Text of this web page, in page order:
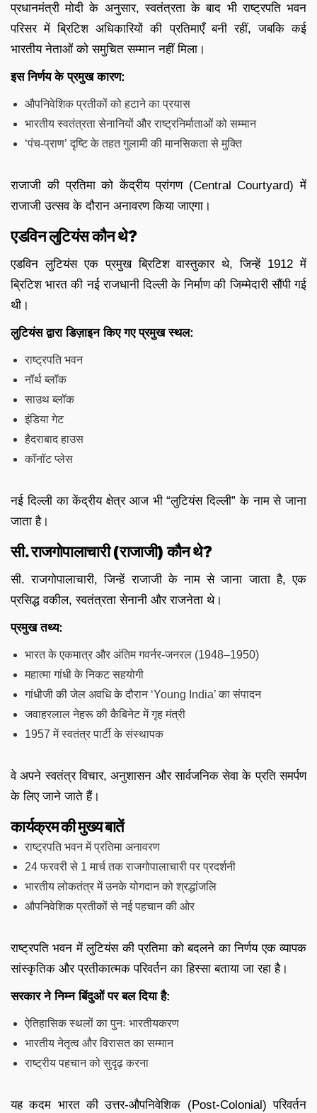
प्रधानमंत्री मोदी के अनुसार, स्वतंत्रता के बाद भी राष्ट्रपति भवन
परिसर में ब्रिटिश अधिकारियों की प्रतिमाएँ बनी रहीं, जबकि कई
भारतीय नेताओं को समुचित सम्मान नहीं मिला।
इस निर्णय के प्रमुख कारण:
औपनिवेशिक प्रतीकों को हटाने का प्रयास
भारतीय स्वतंत्रता सेनानियों और राष्ट्रनिर्माताओं को सम्मान
‘पंच-प्राण’ दृष्टि के तहत गुलामी की मानसिकता से मुक्ति
राजाजी की प्रतिमा को केंद्रीय प्रांगण (Central Courtyard) में
राजाजी उत्सव के दौरान अनावरण किया जाएगा।
एडविन लुटियंस कौन थे?
एडविन लुटियंस एक प्रमुख ब्रिटिश वास्तुकार थे, जिन्हें 1912 में
ब्रिटिश भारत की नई राजधानी दिल्ली के निर्माण की जिम्मेदारी सौंपी गई
थी।
लुटियंस द्वारा डिज़ाइन किए गए प्रमुख स्थल:
राष्ट्रपति भवन
नॉर्थ ब्लॉक
साउथ ब्लॉक
इंडिया गेट
हैदराबाद हाउस
कॉनॉट प्लेस
नई दिल्ली का केंद्रीय क्षेत्र आज भी “लुटियंस दिल्ली” के नाम से जाना
जाता है।
सी. राजगोपालाचारी (राजाजी) कौन थे?
सी. राजगोपालाचारी, जिन्हें राजाजी के नाम से जाना जाता है, एक
प्रसिद्ध वकील, स्वतंत्रता सेनानी और राजनेता थे।
प्रमुख तथ्य:
भारत के एकमात्र और अंतिम गवर्नर-जनरल (1948–1950)
महात्मा गांधी के निकट सहयोगी
गांधीजी की जेल अवधि के दौरान ‘Young India’ का संपादन
जवाहरलाल नेहरू की कैबिनेट में गृह मंत्री
1957 में स्वतंत्र पार्टी के संस्थापक
वे अपने स्वतंत्र विचार, अनुशासन और सार्वजनिक सेवा के प्रति समर्पण
के लिए जाने जाते हैं।
कार्यक्रम की मुख्य बातें
राष्ट्रपति भवन में प्रतिमा अनावरण
24 फरवरी से 1 मार्च तक राजगोपालाचारी पर प्रदर्शनी
भारतीय लोकतंत्र में उनके योगदान को श्रद्धांजलि
औपनिवेशिक प्रतीकों से नई पहचान की ओर
राष्ट्रपति भवन में लुटियंस की प्रतिमा को बदलने का निर्णय एक व्यापक
सांस्कृतिक और प्रतीकात्मक परिवर्तन का हिस्सा बताया जा रहा है।
सरकार ने निम्न बिंदुओं पर बल दिया है:
ऐतिहासिक स्थलों का पुनः भारतीयकरण
भारतीय नेतृत्व और विरासत का सम्मान
राष्ट्रीय पहचान को सुदृढ़ करना
यह कदम भारत की उत्तर-औपनिवेशिक (Post-Colonial) परिवर्तन